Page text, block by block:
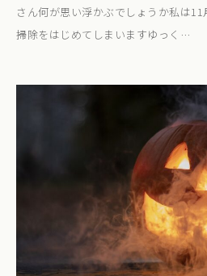
さん何が思い浮かぶでしょうか私は
掃除をはじめてしまいますゆっく…